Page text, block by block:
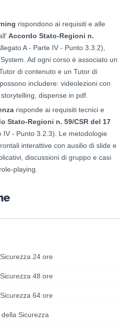
rispondono ai requisiti e alle
Accordo Stato-Regioni n.
A - Parte IV - Punto 3.3.2),
Ad ogni corso è associato un
di contenuto e un Tutor di
includere: videolezioni con
dispense in pdf.
risponde ai requisiti tecnici e
Stato-Regioni n. 59/CSR del 17
IV - Punto 3.2.3). Le metodologie
interattive con ausilio di slide e
discussioni di gruppo e casi
playing.
24 ore
48 ore
64 ore
Sicurezza